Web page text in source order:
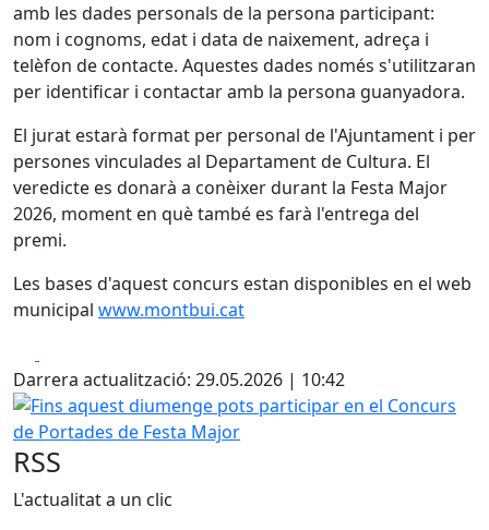
amb les dades personals de la persona participant:
nom i cognoms, edat i data de naixement, adreça i
telèfon de contacte. Aquestes dades només s'utilitzaran
per identificar i contactar amb la persona guanyadora.
El jurat estarà format per personal de l'Ajuntament i per
persones vinculades al Departament de Cultura. El
veredicte es donarà a conèixer durant la Festa Major
2026, moment en què també es farà l'entrega del
premi.
Les bases d'aquest concurs estan disponibles en el web
municipal www.montbui.cat
Darrera actualització: 29.05.2026 | 10:42
Fins aquest diumenge pots participar en el Concurs de
RSS
L'actualitat a un clic